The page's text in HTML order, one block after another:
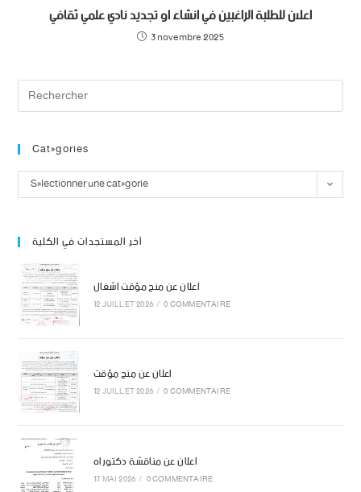
اعلان للطلبة الراغبين في انشاء او تجديد نادي علمي ثقافي
3 novembre 2025
Catégories
Sélectionner une catégorie
آخر المستجدات في الكلية
اعلان عن منح مؤقت اشغال
12 JUILLET 2026/ 0 COMMENTAIRE
اعلان عن منح مؤقت
12 JUILLET 2026/ 0 COMMENTAIRE
اعلان عن مناقشة دكتوراه
17 MAI 2026/ 0 COMMENTAIRE